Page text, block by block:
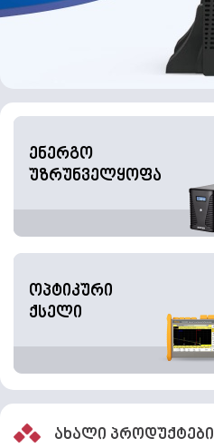
ენერგო
უზრუნველყოფა
ოპტიკური
ქსელი
ახალი პროდუქტები